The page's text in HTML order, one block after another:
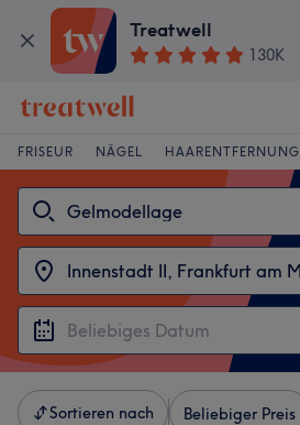
Treatwell
130K
FRISEUR NÄGEL HAARENTFERNUNG
Sortieren nach Beliebiger Preis